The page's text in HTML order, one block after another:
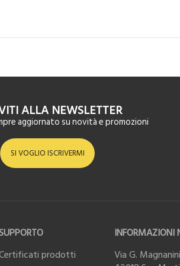
ALLA NEWSLETTER
aggiornato su novità e promozioni
SI VOGLIO ISCRIVERMI
prodotti
INFORMAZIONI
Via G.